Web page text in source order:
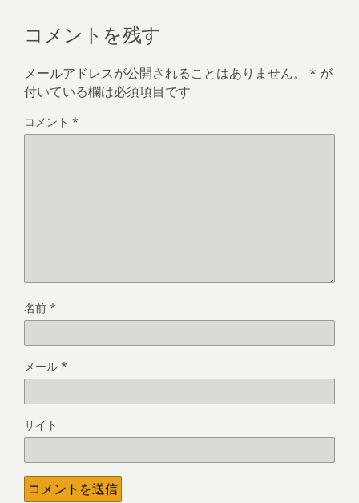
コメントを残す
メールアドレスが公開されることはありません。 * が
付いている欄は必須項目です
コメント *
名前 *
メール *
サイト